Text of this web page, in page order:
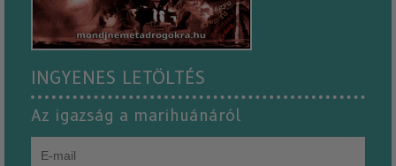
INGYENES LETÖLTÉS
Az igazság a marihuánáról